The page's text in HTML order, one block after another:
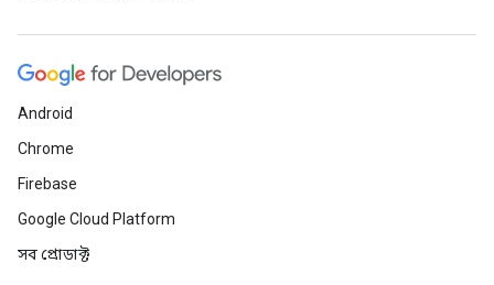
Android
Chrome
Firebase
Google Cloud Platform
সব প্রোডাক্ট